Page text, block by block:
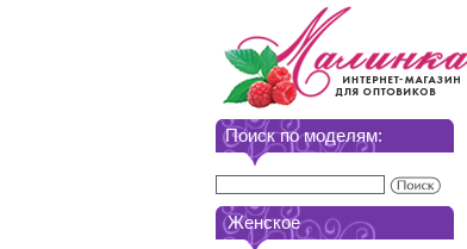
Поиск по моделям:
Женское